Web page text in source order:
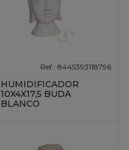
Ref.: 8445393118796
HUMIDIFICADOR
10X4X17,5 BUDA
BLANCO